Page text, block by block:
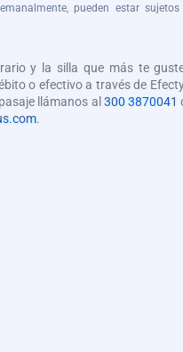
pueden estar
y la silla que más te
o efectivo a través de
llámanos al 300 3870041
.